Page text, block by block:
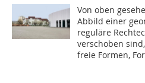
Von oben
Abbild einer
reguläre
verschoben
freie Formen,